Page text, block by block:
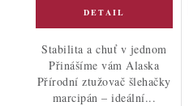
Stabilita a chuť v jednom
Přinášíme vám Alaska
Přírodní ztužovač šlehačky
marcipán – ideální...